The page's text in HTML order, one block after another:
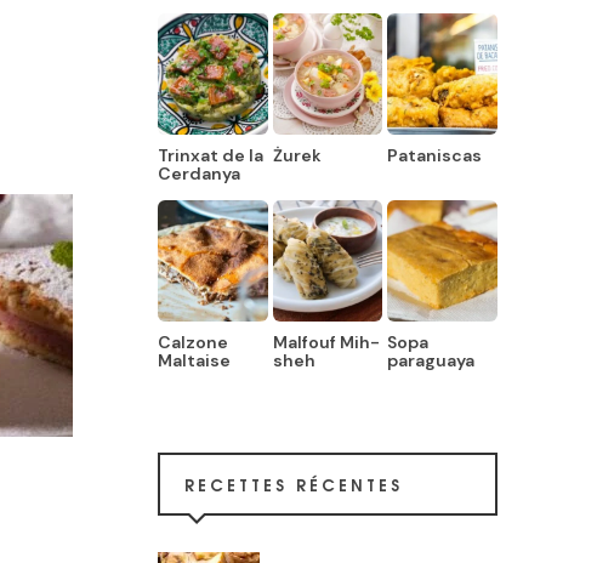
Trinxat de la
Cerdanya
Żurek Pataniscas
Calzone
Maltaise
Malfouf Mih-
sheh
Sopa
paraguaya
RECETTES RÉCENTES